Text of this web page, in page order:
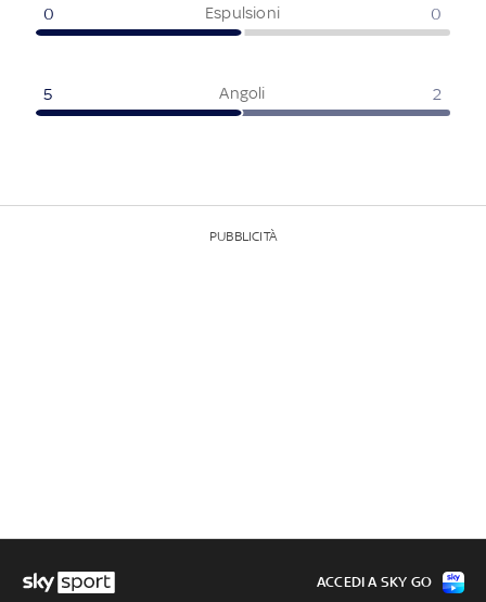
Espulsioni
0 0
Angoli
5 2
PUBBLICITÀ
ACCEDI A SKY GO